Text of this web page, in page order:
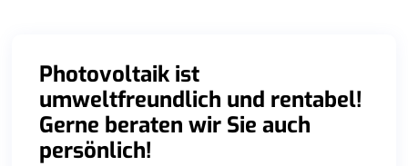
Photovoltaik ist
umweltfreundlich und rentabel!
Gerne beraten wir Sie auch
persönlich!